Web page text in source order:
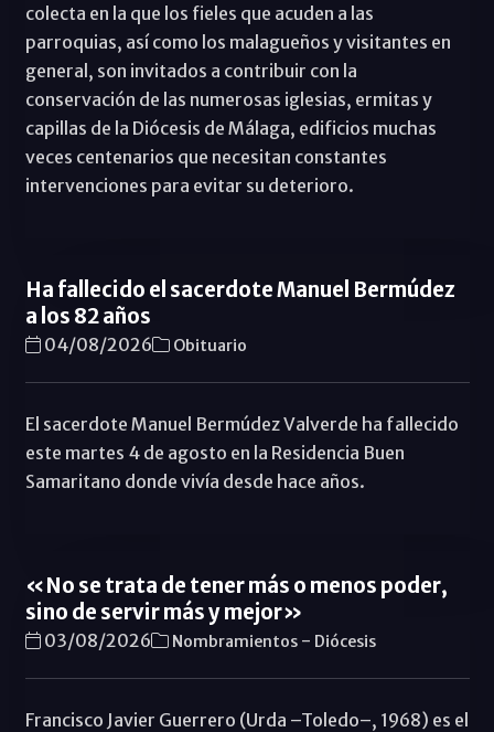
colecta en la que los fieles que acuden a las
parroquias, así como los malagueños y visitantes en
general, son invitados a contribuir con la
conservación de las numerosas iglesias, ermitas y
capillas de la Diócesis de Málaga, edificios muchas
veces centenarios que necesitan constantes
intervenciones para evitar su deterioro.
Ha fallecido el sacerdote Manuel Bermúdez
a los 82 años
04/08/2026 Obituario
El sacerdote Manuel Bermúdez Valverde ha fallecido
este martes 4 de agosto en la Residencia Buen
Samaritano donde vivía desde hace años.
«No se trata de tener más o menos poder,
sino de servir más y mejor»
03/08/2026 Nombramientos - Diócesis
Francisco Javier Guerrero (Urda –Toledo–, 1968) es el